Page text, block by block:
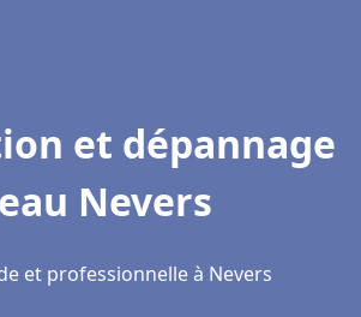
et dépannage
Nevers
et professionnelle à Nevers